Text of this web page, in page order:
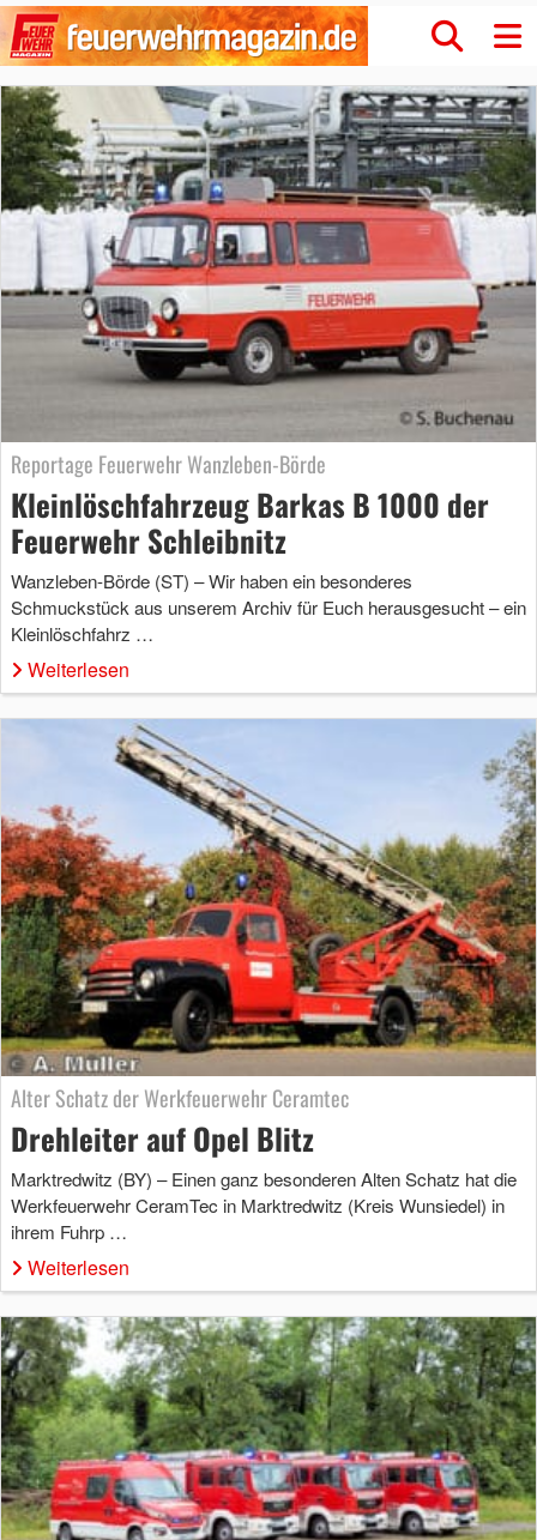
Reportage Feuerwehr Wanzleben-Börde
Kleinlöschfahrzeug Barkas B 1000 der
Feuerwehr Schleibnitz
Wanzleben-Börde (ST) – Wir haben ein besonderes
Schmuckstück aus unserem Archiv für Euch herausgesucht – ein
Kleinlöschfahrz …
Weiterlesen
Alter Schatz der Werkfeuerwehr Ceramtec
Drehleiter auf Opel Blitz
Marktredwitz (BY) – Einen ganz besonderen Alten Schatz hat die
Werkfeuerwehr CeramTec in Marktredwitz (Kreis Wunsiedel) in
ihrem Fuhrp …
Weiterlesen